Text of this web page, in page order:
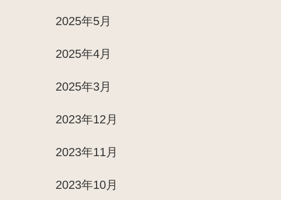
2025年5月
2025年4月
2025年3月
2023年12月
2023年11月
2023年10月